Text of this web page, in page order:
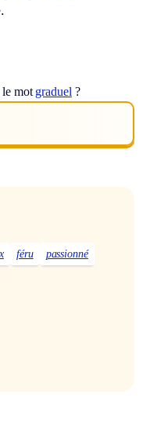
le mot graduel ?
féru
passionné